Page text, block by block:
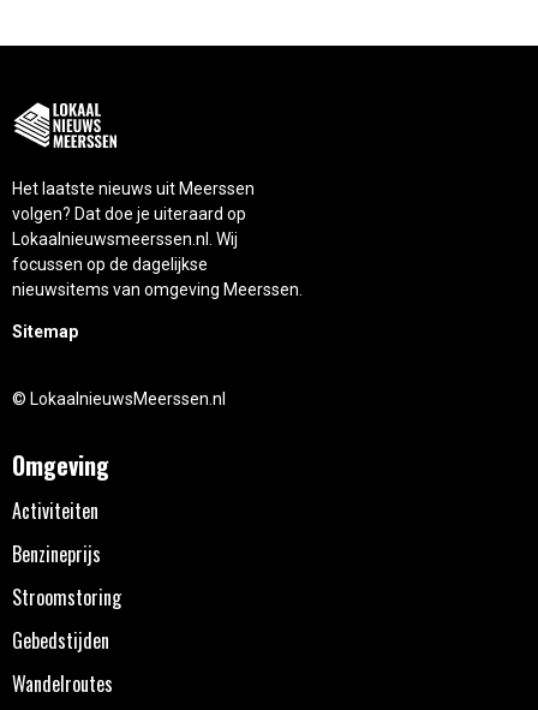
Het laatste nieuws uit Meerssen
volgen? Dat doe je uiteraard op
Lokaalnieuwsmeerssen.nl. Wij
focussen op de dagelijkse
nieuwsitems van omgeving Meerssen.
Sitemap
© LokaalnieuwsMeerssen.nl
Omgeving
Activiteiten
Benzineprijs
Stroomstoring
Gebedstijden
Wandelroutes